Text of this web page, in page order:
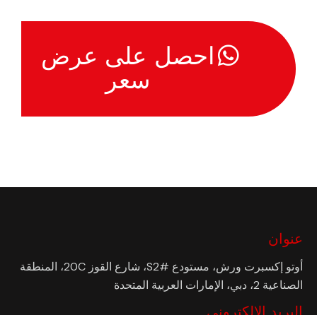
احصل على عرض
سعر
عنوان
أوتو إكسبرت ورش، مستودع #S2، شارع القوز 20C، المنطقة
الصناعية 2، دبي، الإمارات العربية المتحدة
البريد الإلكتروني